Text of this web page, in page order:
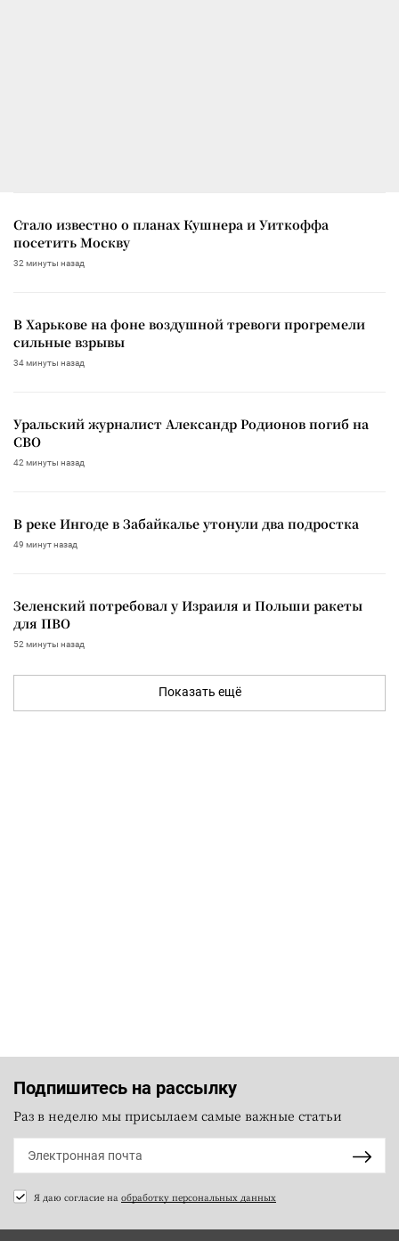
Стало известно о планах Кушнера и Уиткоффа
посетить Москву
32 минуты назад
В Харькове на фоне воздушной тревоги прогремели
сильные взрывы
34 минуты назад
Уральский журналист Александр Родионов погиб на
СВО
42 минуты назад
В реке Ингоде в Забайкалье утонули два подростка
49 минут назад
Зеленский потребовал у Израиля и Польши ракеты
для ПВО
52 минуты назад
Показать ещё
Подпишитесь на рассылку
Раз в неделю мы присылаем самые важные статьи
Я даю согласие на обработку персональных данных